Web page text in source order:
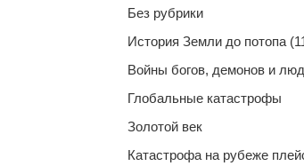
Без рубрики
История Земли до потопа
Войны богов, демонов и
Глобальные катастрофы
Золотой век
Катастрофа на рубеже